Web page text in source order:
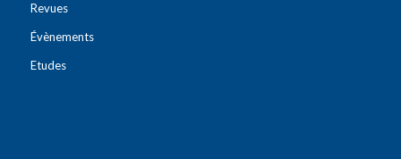
Revues
Évènements
Etudes